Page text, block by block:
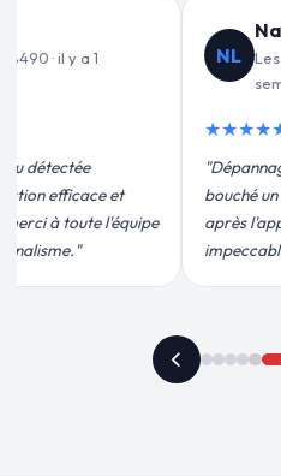
Abrets 38490 · il y a 3
de mon chauffe-eau en
2h. Équipe très pro, devis
chantier propre. Je
vivement."